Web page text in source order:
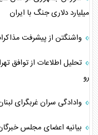
میلیارد دلاری جنگ با ایران
واشنگتن از پیشرفت
رو
وادادگی سران غربگرای
بیانیه اعضای مجلس